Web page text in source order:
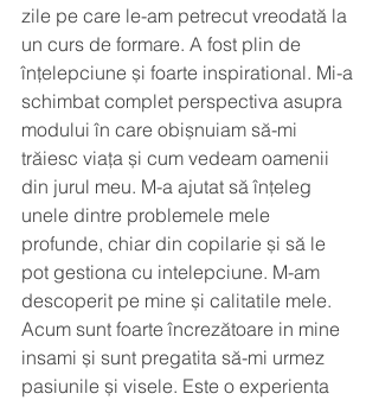
zile pe care le-am petrecut vreodată la
un curs de formare. A fost plin de
înțelepciune și foarte inspirational. Mi-a
schimbat complet perspectiva asupra
modului în care obișnuiam să-mi
trăiesc viața și cum vedeam oamenii
din jurul meu. M-a ajutat să înțeleg
unele dintre problemele mele
profunde, chiar din copilarie și să le
pot gestiona cu intelepciune. M-am
descoperit pe mine și calitatile mele.
Acum sunt foarte încrezătoare in mine
insami și sunt pregatita să-mi urmez
pasiunile și visele. Este o experienta